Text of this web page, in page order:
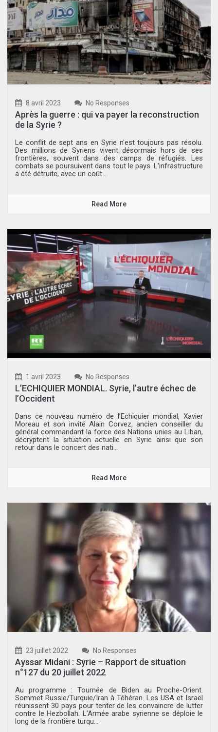
8 avril 2023 No Responses
Après la guerre : qui va payer la reconstruction
de la Syrie ?
Le conflit de sept ans en Syrie n'est toujours pas résolu.
Des millions de Syriens vivent désormais hors de ses
frontières, souvent dans des camps de réfugiés. Les
combats se poursuivent dans tout le pays. L'infrastructure
a été détruite, avec un coût...
Read More
1 avril 2023 No Responses
L’ECHIQUIER MONDIAL. Syrie, l’autre échec de
l’Occident
Dans ce nouveau numéro de l’Echiquier mondial, Xavier
Moreau et son invité Alain Corvez, ancien conseiller du
général commandant la force des Nations unies au Liban,
décryptent la situation actuelle en Syrie ainsi que son
retour dans le concert des nati...
Read More
23 juillet 2022 No Responses
Ayssar Midani : Syrie – Rapport de situation
n°127 du 20 juillet 2022
Au programme : Tournée de Biden au Proche-Orient.
Sommet Russie/Turquie/Iran à Téhéran. Les USA et Israël
réunissent 30 pays pour tenter de les convaincre de lutter
contre le Hezbollah. L’Armée arabe syrienne se déploie le
long de la frontière turqu...